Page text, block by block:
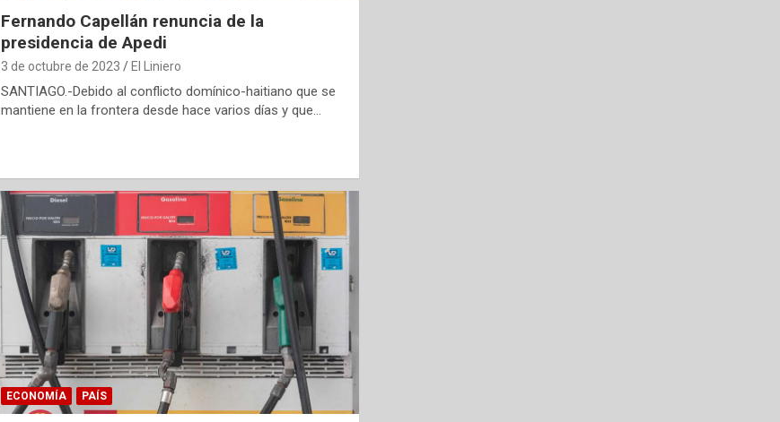
Fernando Capellán renuncia de la
presidencia de Apedi
3 de octubre de 2023 El Liniero
SANTIAGO.-Debido al conflicto domínico-haitiano que se
mantiene en la frontera desde hace varios días y que…
ECONOMÍA PAÍS